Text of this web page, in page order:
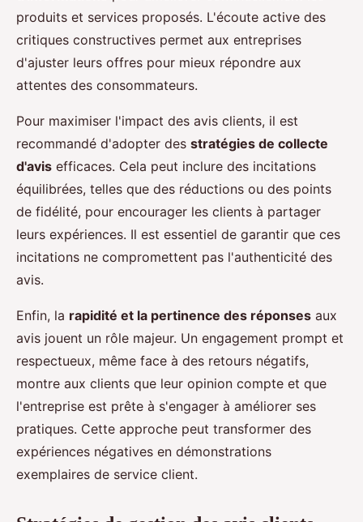
produits et services proposés. L'écoute active des
critiques constructives permet aux entreprises
d'ajuster leurs offres pour mieux répondre aux
attentes des consommateurs.
Pour maximiser l'impact des avis clients, il est
recommandé d'adopter des stratégies de collecte
d'avis efficaces. Cela peut inclure des incitations
équilibrées, telles que des réductions ou des points
de fidélité, pour encourager les clients à partager
leurs expériences. Il est essentiel de garantir que ces
incitations ne compromettent pas l'authenticité des
avis.
Enfin, la rapidité et la pertinence des réponses aux
avis jouent un rôle majeur. Un engagement prompt et
respectueux, même face à des retours négatifs,
montre aux clients que leur opinion compte et que
l'entreprise est prête à s'engager à améliorer ses
pratiques. Cette approche peut transformer des
expériences négatives en démonstrations
exemplaires de service client.